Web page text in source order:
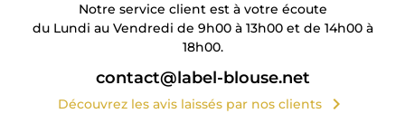
Notre service client est à votre écoute
du Lundi au Vendredi de 9h00 à 13h00 et de 14h00 à
18h00.
contact@label-blouse.net
Découvrez les avis laissés par nos clients chevron_right